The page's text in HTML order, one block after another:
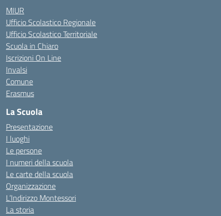
MIUR
Ufficio Scolastico Regionale
Ufficio Scolastico Territoriale
Scuola in Chiaro
Iscrizioni On Line
Invalsi
Comune
Erasmus
La Scuola
Presentazione
I luoghi
Le persone
I numeri della scuola
Le carte della scuola
Organizzazione
L’Indirizzo Montessori
La storia